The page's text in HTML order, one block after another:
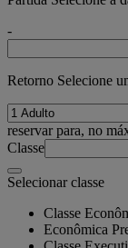
-
Retorno Selecione
reservar para, no
Classe
Selecionar classe
Classe
Econômica